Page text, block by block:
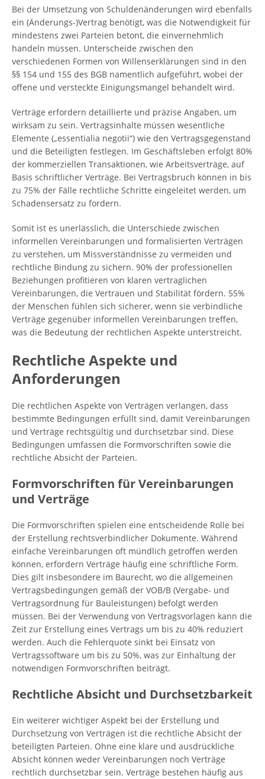
Bei der Umsetzung von Schuldenänderungen wird ebenfalls
ein (Änderungs-)Vertrag benötigt, was die Notwendigkeit für
mindestens zwei Parteien betont, die einvernehmlich
handeln müssen. Unterscheide zwischen den
verschiedenen Formen von Willenserklärungen sind in den
§§ 154 und 155 des BGB namentlich aufgeführt, wobei der
offene und versteckte Einigungsmangel behandelt wird.
Verträge erfordern detaillierte und präzise Angaben, um
wirksam zu sein. Vertragsinhalte müssen wesentliche
Elemente („essentialia negotii“) wie den Vertragsgegenstand
und die Beteiligten festlegen. Im Geschäftsleben erfolgt 80%
der kommerziellen Transaktionen, wie Arbeitsverträge, auf
Basis schriftlicher Verträge. Bei Vertragsbruch können in bis
zu 75% der Fälle rechtliche Schritte eingeleitet werden, um
Schadensersatz zu fordern.
Somit ist es unerlässlich, die Unterschiede zwischen
informellen Vereinbarungen und formalisierten Verträgen
zu verstehen, um Missverständnisse zu vermeiden und
rechtliche Bindung zu sichern. 90% der professionellen
Beziehungen profitieren von klaren vertraglichen
Vereinbarungen, die Vertrauen und Stabilität fördern. 55%
der Menschen fühlen sich sicherer, wenn sie verbindliche
Verträge gegenüber informellen Vereinbarungen treffen,
was die Bedeutung der rechtlichen Aspekte unterstreicht.
Rechtliche Aspekte und
Anforderungen
Die rechtlichen Aspekte von Verträgen verlangen, dass
bestimmte Bedingungen erfüllt sind, damit Vereinbarungen
und Verträge rechtsgültig und durchsetzbar sind. Diese
Bedingungen umfassen die Formvorschriften sowie die
rechtliche Absicht der Parteien.
Formvorschriften für Vereinbarungen
und Verträge
Die Formvorschriften spielen eine entscheidende Rolle bei
der Erstellung rechtsverbindlicher Dokumente. Während
einfache Vereinbarungen oft mündlich getroffen werden
können, erfordern Verträge häufig eine schriftliche Form.
Dies gilt insbesondere im Baurecht, wo die allgemeinen
Vertragsbedingungen gemäß der VOB/B (Vergabe- und
Vertragsordnung für Bauleistungen) befolgt werden
müssen. Bei der Verwendung von Vertragsvorlagen kann die
Zeit zur Erstellung eines Vertrags um bis zu 40% reduziert
werden. Auch die Fehlerquote sinkt bei Einsatz von
Vertragssoftware um bis zu 50%, was zur Einhaltung der
notwendigen Formvorschriften beiträgt.
Rechtliche Absicht und Durchsetzbarkeit
Ein weiterer wichtiger Aspekt bei der Erstellung und
Durchsetzung von Verträgen ist die rechtliche Absicht der
beteiligten Parteien. Ohne eine klare und ausdrückliche
Absicht können weder Vereinbarungen noch Verträge
rechtlich durchsetzbar sein. Verträge bestehen häufig aus